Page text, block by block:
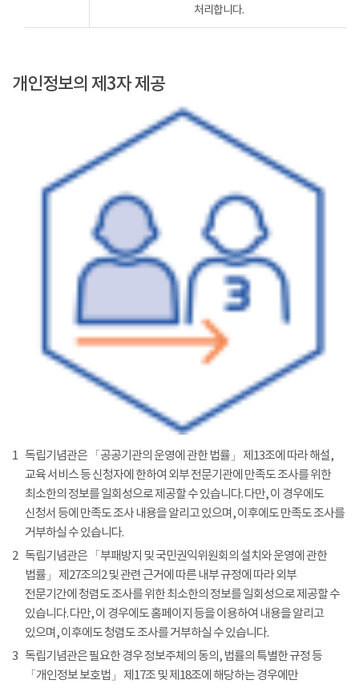
처리합니다.
개인정보의 제3자 제공
1 독립기념관은 「공공기관의 운영에 관한 법률」 제13조에 따라 해설,
교육 서비스 등 신청자에 한하여 외부 전문기관에 만족도 조사를 위한
최소한의 정보를 일회성으로 제공할 수 있습니다. 다만, 이 경우에도
신청서 등에 만족도 조사 내용을 알리고 있으며, 이후에도 만족도 조사를
거부하실 수 있습니다.
2 독립기념관은 「부패방지 및 국민권익위원회의 설치와 운영에 관한
법률」 제27조의2 및 관련 근거에 따른 내부 규정에 따라 외부
전문기간에 청렴도 조사를 위한 최소한의 정보를 일회성으로 제공할 수
있습니다. 다만, 이 경우에도 홈페이지 등을 이용하여 내용을 알리고
있으며, 이후에도 청렴도 조사를 거부하실 수 있습니다.
3 독립기념관은 필요한 경우 정보주체의 동의, 법률의 특별한 규정 등
「개인정보 보호법」 제17조 및 제18조에 해당하는 경우에만